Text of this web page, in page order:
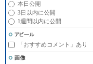
本日公開
3日以内に公開
1週間以内に公開
「おすすめコメント」あり